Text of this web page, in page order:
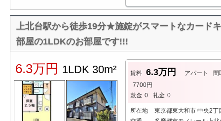
上北台駅から徒歩19分★施錠がスマートなカード
部屋の1LDKのお部屋です!!!
6.3万円 1LDK 30m² 賃料 6.3万円 アパート
間
7700円
敷金 0 礼金 0
所在地
東京都東大和市 中央2丁